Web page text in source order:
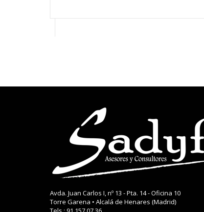
Avda. Juan Carlos I, nº 13 - Pta. 14 - Oficina 10
Torre Garena • Alcalá de Henares (Madrid)